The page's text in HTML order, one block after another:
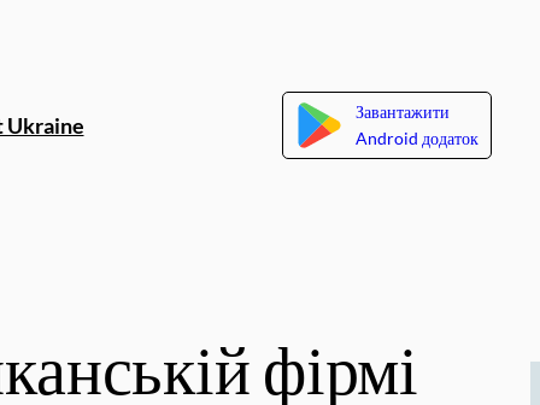
Ukraine
Завантажити
Android додаток
фірмі